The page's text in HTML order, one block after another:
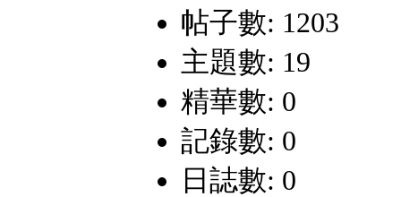
帖子數: 1203
主題數: 19
精華數: 0
記錄數: 0
日誌數: 0